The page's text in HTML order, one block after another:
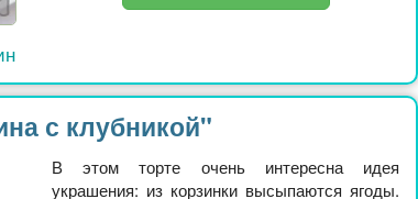
с клубникой"
В этом торте очень интересна идея
украшения: из корзинки высыпаются ягоды.